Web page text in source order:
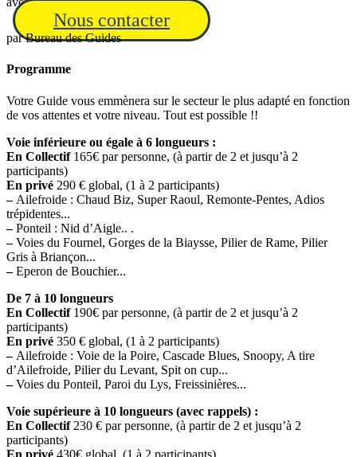
Nous contacter
parBureau des Guides
Programme
Votre Guide vous emmènera sur le secteur le plus adapté en fonction
de vos attentes et votre niveau. Tout est possible !!
Voie inférieure ou égale à 6 longueurs :
En Collectif165€ par personne, (à partir de 2 et jusqu’à 2
participants)
En privé 290 € global, (1 à 2 participants)
–Ailefroide : Chaud Biz, Super Raoul, Remonte-Pentes, Adios
trépidentes...
–Ponteil : Nid d’Aigle.. .
–Voies du Fournel, Gorges de la Biaysse, Pilier de Rame, Pilier
Gris à Briançon...
–Eperon de Bouchier...
De 7 à 10 longueurs
En Collectif 190€ par personne, (à partir de 2 et jusqu’à 2
participants)
En privé 350 € global, (1 à 2 participants)
–Ailefroide : Voie de la Poire, Cascade Blues, Snoopy, A tire
d’Ailefroide, Pilier du Levant, Spit on cup...
–Voies du Ponteil, Paroi du Lys, Freissinières...
Voie supérieure à 10 longueurs (avec rappels) :
En Collectif230 € par personne, (à partir de 2 et jusqu’à 2
participants)
En privé 430€ global, (1 à 2 participants)